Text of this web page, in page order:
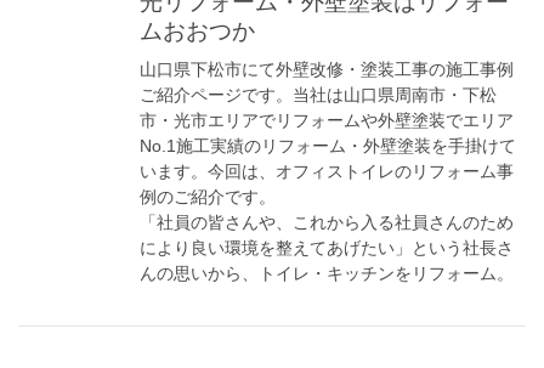
ムおおつか
山口県下松市にて外壁改修・塗装工事の施工事例
ご紹介ページです。当社は山口県周南市・下松
市・光市エリアでリフォームや外壁塗装でエリア
No.1施工実績のリフォーム・外壁塗装を手掛けて
います。今回は、オフィストイレのリフォーム事
例のご紹介です。
「社員の皆さんや、これから入る社員さんのため
により良い環境を整えてあげたい」という社長さ
んの思いから、トイレ・キッチンをリフォーム。